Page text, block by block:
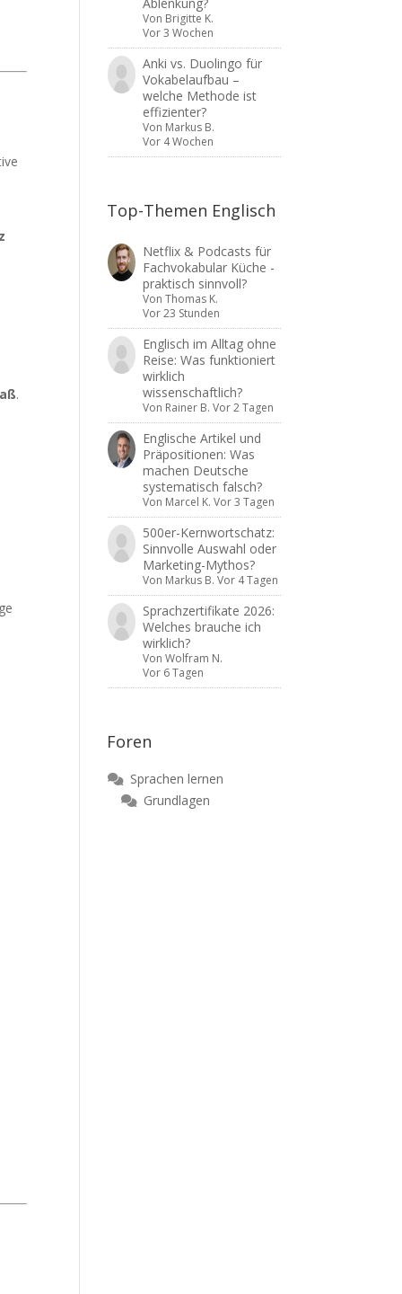
.
Von Brigitte K.
Vor 3 Wochen
Anki vs. Duolingo für
Vokabelaufbau –
welche Methode ist
effizienter?
Von Markus B.
Vor 4 Wochen
Top-Themen Englisch
Netflix & Podcasts für
Fachvokabular Küche -
praktisch sinnvoll?
Von Thomas K.
Vor 23 Stunden
Englisch im Alltag ohne
Reise: Was funktioniert
wirklich
wissenschaftlich?
Von Rainer B. Vor 2 Tagen
Englische Artikel und
Präpositionen: Was
machen Deutsche
systematisch falsch?
Von Marcel K. Vor 3 Tagen
500er-Kernwortschatz:
Sinnvolle Auswahl oder
Marketing-Mythos?
Von Markus B. Vor 4 Tagen
Sprachzertifikate 2026:
Welches brauche ich
wirklich?
Von Wolfram N.
Vor 6 Tagen
Foren
Sprachen lernen
Grundlagen